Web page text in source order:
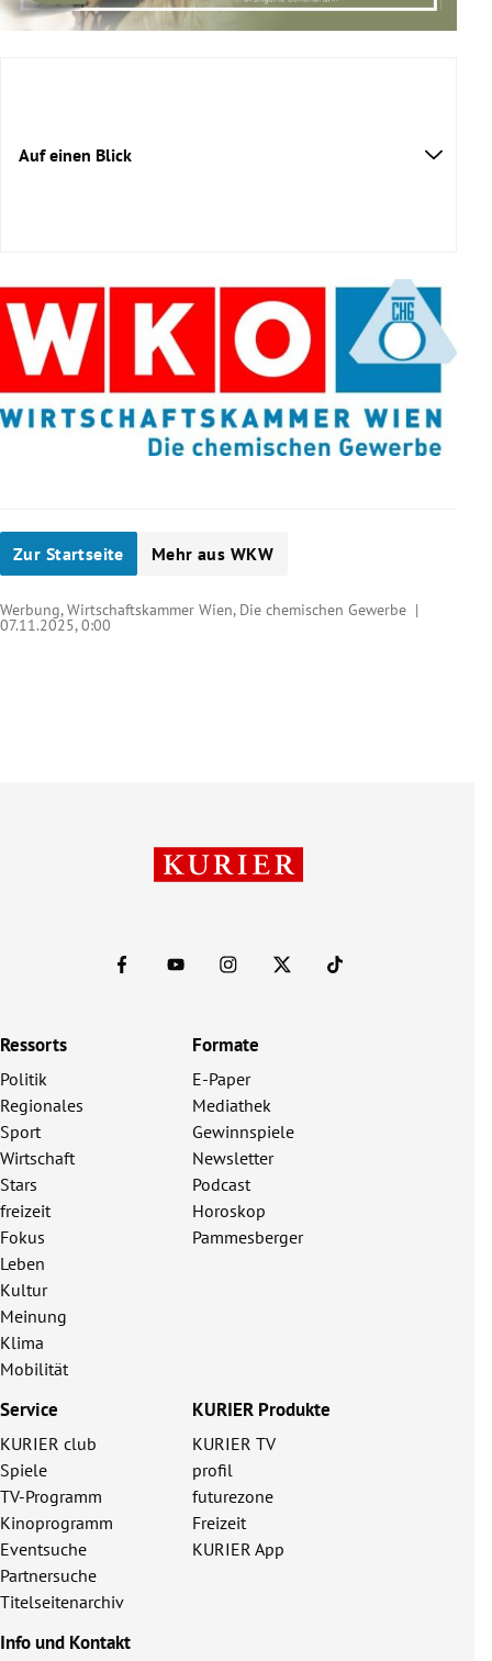
Auf einen Blick
Zur Startseite Mehr aus WKW
Werbung, Wirtschaftskammer Wien, Die chemischen Gewerbe |
07.11.2025, 0:00
Ressorts
Politik
Regionales
Sport
Wirtschaft
Stars
freizeit
Fokus
Leben
Kultur
Meinung
Klima
Mobilität
Formate
E-Paper
Mediathek
Gewinnspiele
Newsletter
Podcast
Horoskop
Pammesberger
Service
KURIER club
Spiele
TV-Programm
Kinoprogramm
Eventsuche
Partnersuche
Titelseitenarchiv
KURIER Produkte
KURIER TV
profil
futurezone
Freizeit
KURIER App
Info und Kontakt